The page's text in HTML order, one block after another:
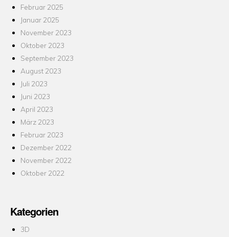
Februar 2025
Januar 2025
November 2023
Oktober 2023
September 2023
August 2023
Juli 2023
Juni 2023
April 2023
März 2023
Februar 2023
Dezember 2022
November 2022
Oktober 2022
Kategorien
3D